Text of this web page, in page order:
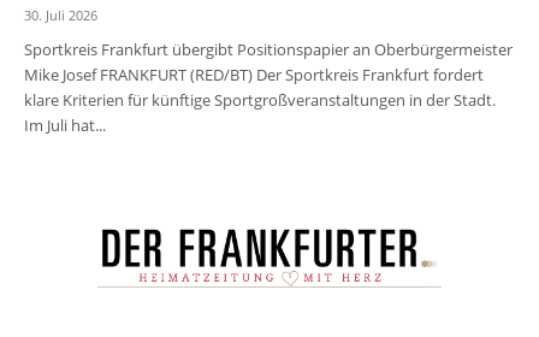
30. Juli 2026
Sportkreis Frankfurt übergibt Positionspapier an Oberbürgermeister
Mike Josef FRANKFURT (RED/BT) Der Sportkreis Frankfurt fordert
klare Kriterien für künftige Sportgroßveranstaltungen in der Stadt.
Im Juli hat...